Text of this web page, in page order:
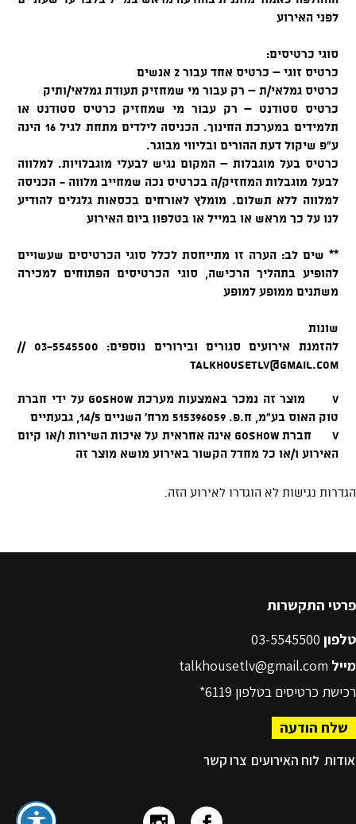
פרטי התקשרות
טלפון
מייל talkhousetlv@gmail.com
רכישת כרטיסים בטלפון 6119*
שלח הודעה
אודות לוח האירועים צרו קשר